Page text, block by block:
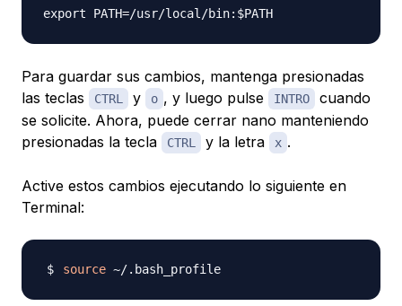
Para guardar sus cambios, mantenga presionadas
las teclas
CTRL y o , y luego pulse INTRO
cuando
se solicite. Ahora, puede cerrar nano manteniendo
presionadas la tecla
CTRL y la letra x .
Active estos cambios ejecutando lo siguiente en
Terminal:
source